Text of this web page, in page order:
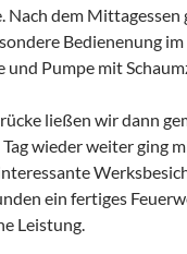
Nach dem Mittagessen
Bedienenung
und Pumpe mit
ließen wir dann
wieder weiter ging
ein fertiges
Leistung.